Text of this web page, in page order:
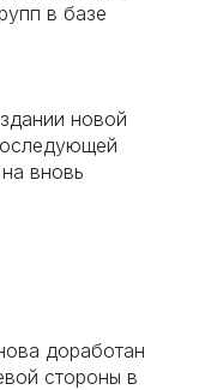
в базе
новой
вновь
доработан
стороны в